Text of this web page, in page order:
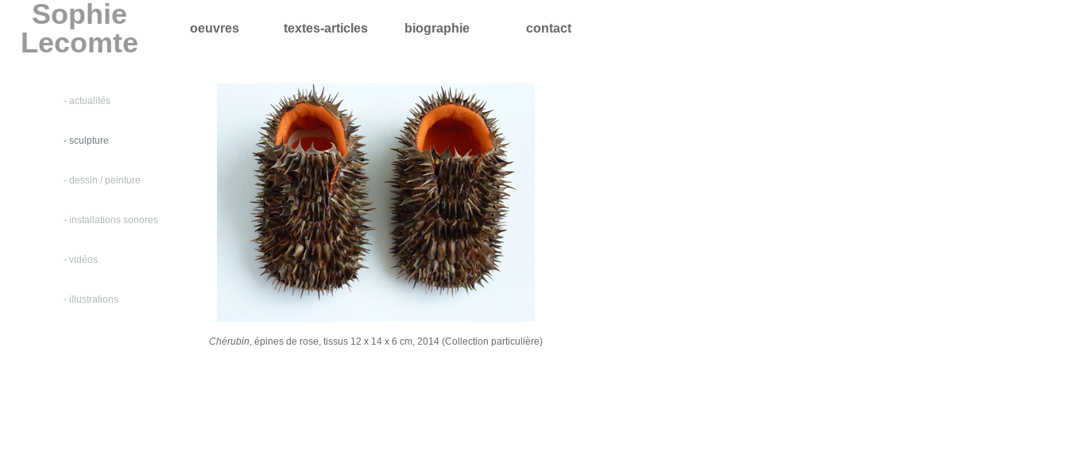
Sophie
Lecomte
oeuvres textes-articles biographie contact
- actualités
- sculpture
- dessin / peinture
- installations sonores
- vidéos
- illustrations
Chérubin, épines de rose, tissus 12 x 14 x 6 cm, 2014 (Collection particulière)